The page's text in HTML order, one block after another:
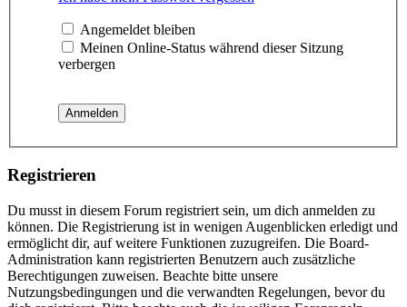
Angemeldet bleiben
Meinen Online-Status während dieser Sitzung
verbergen
Registrieren
Du musst in diesem Forum registriert sein, um dich anmelden zu
können. Die Registrierung ist in wenigen Augenblicken erledigt und
ermöglicht dir, auf weitere Funktionen zuzugreifen. Die Board-
Administration kann registrierten Benutzern auch zusätzliche
Berechtigungen zuweisen. Beachte bitte unsere
Nutzungsbedingungen und die verwandten Regelungen, bevor du